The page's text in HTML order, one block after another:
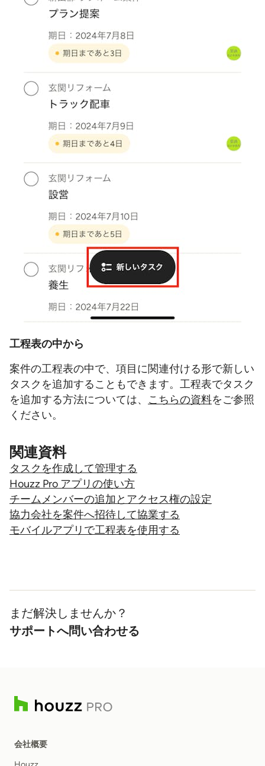
工程表の中から
案件の工程表の中で、項目に関連付ける形で新しい
タスクを追加することもできます。工程表でタスク
を追加する方法については、 こちらの資料をご参照
ください。
関連資料
タスクを作成して管理する
Houzz Pro アプリの使い方
チームメンバーの追加とアクセス権の設定
協力会社を案件へ招待して協業する
モバイルアプリで工程表を使用する
まだ解決しませんか？
サポートへ問い合わせる
会社概要